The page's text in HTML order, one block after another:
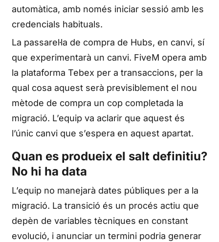
automàtica, amb només iniciar sessió amb les
credencials habituals.
La passarel·la de compra de Hubs, en canvi, sí
que experimentarà un canvi. FiveM opera amb
la plataforma Tebex per a transaccions, per la
qual cosa aquest serà previsiblement el nou
mètode de compra un cop completada la
migració. L’equip va aclarir que aquest és
l’únic canvi que s’espera en aquest apartat.
Quan es produeix el salt definitiu?
No hi ha data
L’equip no manejarà dates públiques per a la
migració. La transició és un procés actiu que
depèn de variables tècniques en constant
evolució, i anunciar un termini podria generar